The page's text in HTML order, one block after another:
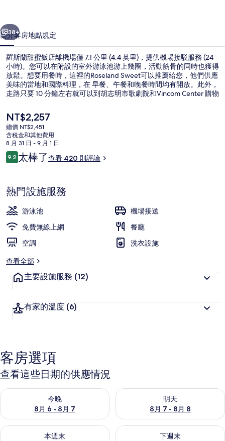
的
相
片
集
個 下一個
38+
簡介客房地點規定
羅斯蘭甜蜜飯店離機場僅 7.1 公里 (4.4 英里)，提供機場接駁服務 (24
小時)。您可以在附設的室外游泳池游上幾圈，活動筋骨的同時也獲得
放鬆。想要用餐時，這裡的Roseland Sweet可以推薦給您，他們供應
美味的當地和國際料理，在 早餐、午餐和晚餐時間均有開放。此外，
走路只要 10 分鐘左右就可以到胡志明市歌劇院和Vincom Center 購物
運輸工具不遠，走路到地鐵歌劇院站只要 6 分鐘，到巴山站也只要 13
分鐘。
目
前
的
價
格
是
NT$2,257
總價 NT$2,451
含稅金和其他費用
8 月 31 日 - 9 月 1 日
評
論
9.29.2 分，滿分 10 分，
太棒了查看 420 則評論
熱門設施服務
游泳池
機場接送
免費無線上網
餐廳
空調
洗衣設施
查看全部
主要設施服務 (12)
有家的溫度 (6)
客房選項
查看這些日期的供應情況
今晚
8月 6 - 8月 7
查看今晚 (8月 6 - 8月 7) 的供應情況
明天
8月 7 - 8月 8
查看明天 (8月 7 - 8月 8) 的供
本週末
查看本週末 (8月 7 - 8月 9) 的供應情況
下週末
查看下週末 (8月 14 - 8月 16)